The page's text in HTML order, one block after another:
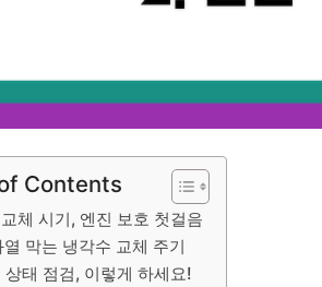
Contents
체 시기, 엔진 보호 첫걸음
열 막는 냉각수 교체 주기
상태 점검, 이렇게 하세요!